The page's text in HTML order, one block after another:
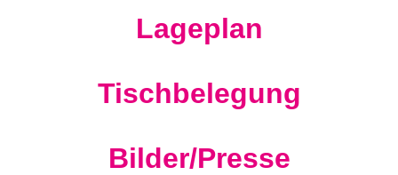
Lageplan
Tischbelegung
Bilder/Presse